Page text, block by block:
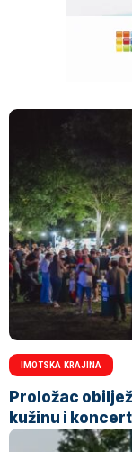
IMOTSKA KRAJINA
Proložac
kužinu i